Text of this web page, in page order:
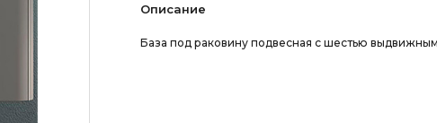
Описание
База под раковину подвесная с шестью